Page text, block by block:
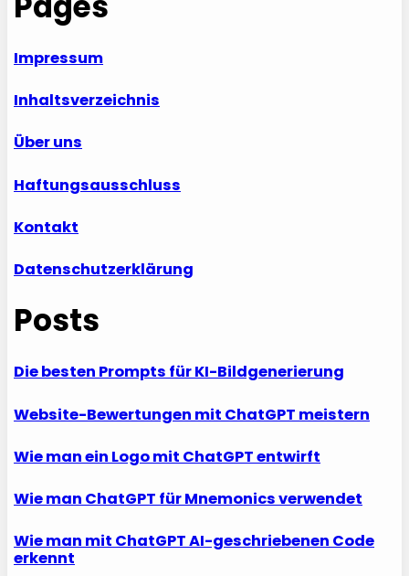
Impressum
Inhaltsverzeichnis
Über uns
Haftungsausschluss
Kontakt
Datenschutzerklärung
Posts
Die besten Prompts für KI-Bildgenerierung
Website-Bewertungen mit ChatGPT meistern
Wie man ein Logo mit ChatGPT entwirft
Wie man ChatGPT für Mnemonics verwendet
Wie man mit ChatGPT AI-geschriebenen Code
erkennt